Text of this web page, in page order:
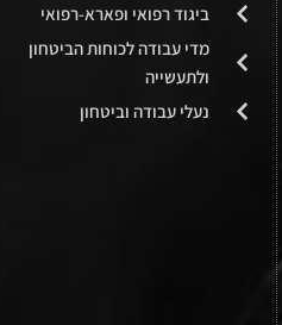
ביגוד רפואי ופארא-רפואי
מדי עבודה לכוחות הביטחון
ולתעשייה
נעלי עבודה וביטחון